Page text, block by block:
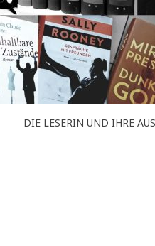
DIE LESERIN UND IHRE